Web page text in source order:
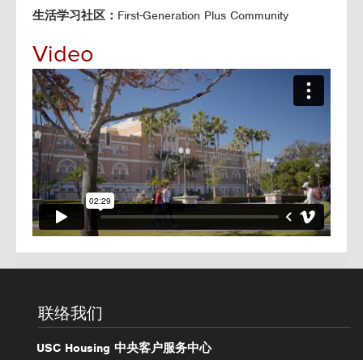
生活学习社区： First-Generation Plus Community
Video
联络我们
USC Housing 中央客户服务中心